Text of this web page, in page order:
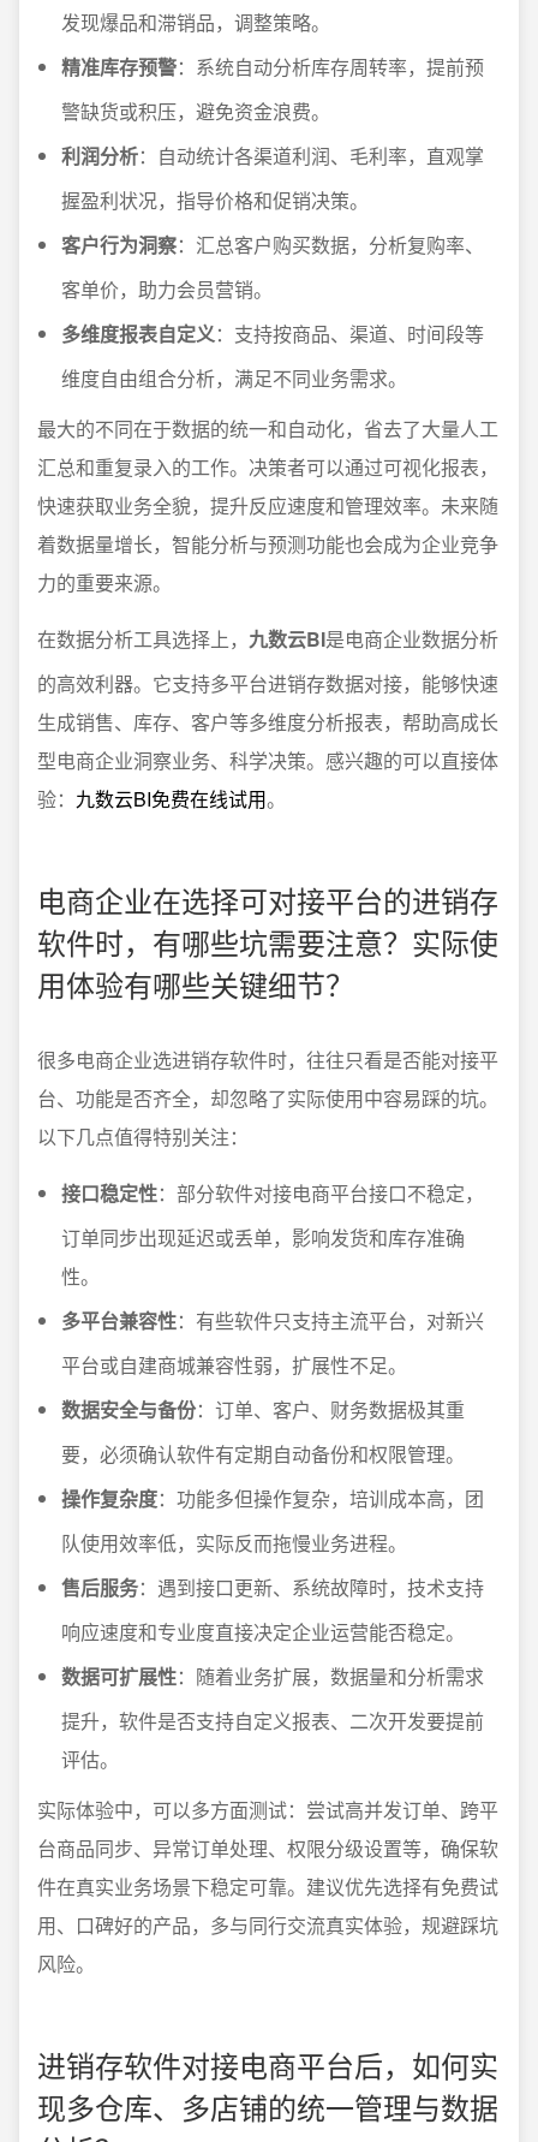
发现爆品和滞销品，调整策略。
精准库存预警：系统自动分析库存周转率，提前预
警缺货或积压，避免资金浪费。
利润分析：自动统计各渠道利润、毛利率，直观掌
握盈利状况，指导价格和促销决策。
客户行为洞察：汇总客户购买数据，分析复购率、
客单价，助力会员营销。
多维度报表自定义：支持按商品、渠道、时间段等
维度自由组合分析，满足不同业务需求。
最大的不同在于数据的统一和自动化，省去了大量人工
汇总和重复录入的工作。决策者可以通过可视化报表，
快速获取业务全貌，提升反应速度和管理效率。未来随
着数据量增长，智能分析与预测功能也会成为企业竞争
力的重要来源。
在数据分析工具选择上， 九数云BI是电商企业数据分析
的高效利器。它支持多平台进销存数据对接，能够快速
生成销售、库存、客户等多维度分析报表，帮助高成长
型电商企业洞察业务、科学决策。感兴趣的可以直接体
验： 九数云BI免费在线试用。
电商企业在选择可对接平台的进销存
软件时，有哪些坑需要注意？实际使
用体验有哪些关键细节？
很多电商企业选进销存软件时，往往只看是否能对接平
台、功能是否齐全，却忽略了实际使用中容易踩的坑。
以下几点值得特别关注：
接口稳定性：部分软件对接电商平台接口不稳定，
订单同步出现延迟或丢单，影响发货和库存准确
性。
多平台兼容性：有些软件只支持主流平台，对新兴
平台或自建商城兼容性弱，扩展性不足。
数据安全与备份：订单、客户、财务数据极其重
要，必须确认软件有定期自动备份和权限管理。
操作复杂度：功能多但操作复杂，培训成本高，团
队使用效率低，实际反而拖慢业务进程。
售后服务：遇到接口更新、系统故障时，技术支持
响应速度和专业度直接决定企业运营能否稳定。
数据可扩展性：随着业务扩展，数据量和分析需求
提升，软件是否支持自定义报表、二次开发要提前
评估。
实际体验中，可以多方面测试：尝试高并发订单、跨平
台商品同步、异常订单处理、权限分级设置等，确保软
件在真实业务场景下稳定可靠。建议优先选择有免费试
用、口碑好的产品，多与同行交流真实体验，规避踩坑
风险。
进销存软件对接电商平台后，如何实
现多仓库、多店铺的统一管理与数据